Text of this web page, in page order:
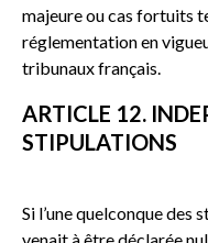
majeure ou cas fortuits
réglementation en
tribunaux français.
ARTICLE 12.
STIPULATIONS
Si l’une quelconque des